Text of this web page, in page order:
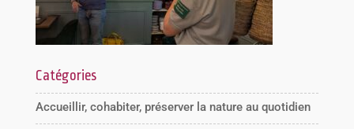
Catégories
Accueillir, cohabiter, préserver la nature au quotidien